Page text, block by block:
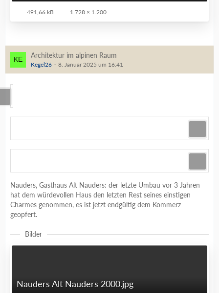
491,66 kB 1.728 × 1.200
Architektur im alpinen Raum
Kegel26 8. Januar 2025 um 16:41
Nauders, Gasthaus Alt Nauders: der letzte Umbau vor 3 Jahren
hat dem würdevollen Haus den letzten Rest seines einstigen
Charmes genommen, es ist jetzt endgültig dem Kommerz
geopfert.
Bilder
Nauders Alt Nauders 2000.jpg